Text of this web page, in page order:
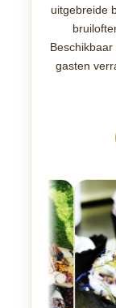
uitgebreide
gasten